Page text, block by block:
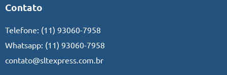
Contato
Telefone: (11) 93060-7958
Whatsapp: (11) 93060-7958
contato@sltexpress.com.br